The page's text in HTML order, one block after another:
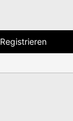
Registrieren